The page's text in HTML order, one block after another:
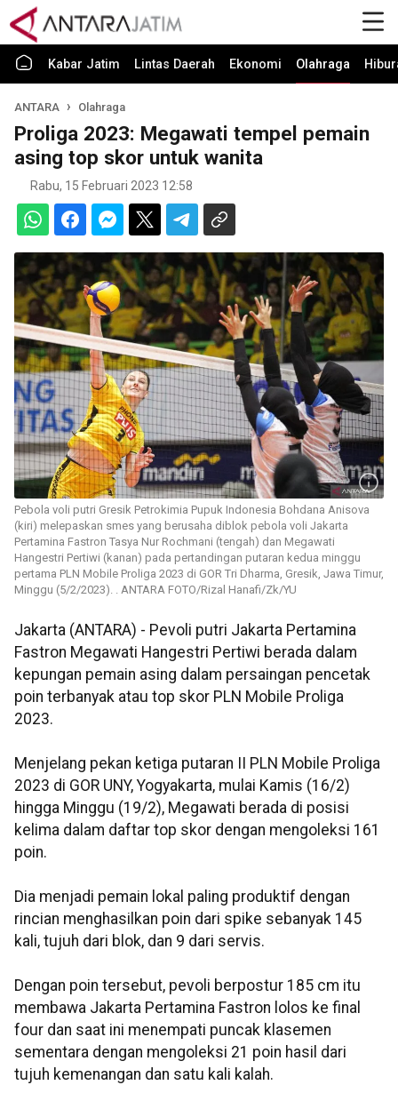
Kabar Jatim Lintas Daerah Ekonomi Olahraga
ANTARA Olahraga
Proliga 2023: Megawati tempel pemain
asing top skor untuk wanita
Rabu, 15 Februari 2023 12:58
Pebola voli putri Gresik Petrokimia Pupuk Indonesia Bohdana Anisova
(kiri) melepaskan smes yang berusaha diblok pebola voli Jakarta
Pertamina Fastron Tasya Nur Rochmani (tengah) dan Megawati
Hangestri Pertiwi (kanan) pada pertandingan putaran kedua minggu
pertama PLN Mobile Proliga 2023 di GOR Tri Dharma, Gresik, Jawa Timur,
Minggu (5/2/2023). . ANTARA FOTO/Rizal Hanafi/Zk/YU
Jakarta (ANTARA) - Pevoli putri Jakarta Pertamina
Fastron Megawati Hangestri Pertiwi berada dalam
kepungan pemain asing dalam persaingan pencetak
poin terbanyak atau top skor PLN Mobile Proliga
2023.
Menjelang pekan ketiga putaran II PLN Mobile Proliga
2023 di GOR UNY, Yogyakarta, mulai Kamis (16/2)
hingga Minggu (19/2), Megawati berada di posisi
kelima dalam daftar top skor dengan mengoleksi 161
poin.
Dia menjadi pemain lokal paling produktif dengan
rincian menghasilkan poin dari spike sebanyak 145
kali, tujuh dari blok, dan 9 dari servis.
Dengan poin tersebut, pevoli berpostur 185 cm itu
membawa Jakarta Pertamina Fastron lolos ke final
four dan saat ini menempati puncak klasemen
sementara dengan mengoleksi 21 poin hasil dari
tujuh kemenangan dan satu kali kalah.